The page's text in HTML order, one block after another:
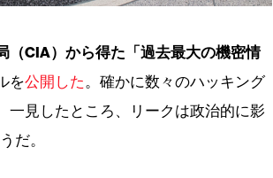
（CIA）から得た「過去最大の機密情
を公開した。確かに数々のハッキング
一見したところ、リークは政治的に影
だ。